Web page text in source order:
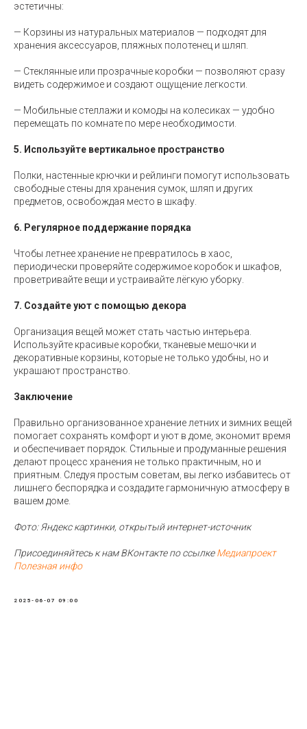
эстетичны:
— Корзины из натуральных материалов — подходят для
хранения аксессуаров, пляжных полотенец и шляп.
— Стеклянные или прозрачные коробки — позволяют сразу
видеть содержимое и создают ощущение легкости.
— Мобильные стеллажи и комоды на колесиках — удобно
перемещать по комнате по мере необходимости.
5. Используйте вертикальное пространство
Полки, настенные крючки и рейлинги помогут использовать
свободные стены для хранения сумок, шляп и других
предметов, освобождая место в шкафу.
6. Регулярное поддержание порядка
Чтобы летнее хранение не превратилось в хаос,
периодически проверяйте содержимое коробок и шкафов,
проветривайте вещи и устраивайте лёгкую уборку.
7. Создайте уют с помощью декора
Организация вещей может стать частью интерьера.
Используйте красивые коробки, тканевые мешочки и
декоративные корзины, которые не только удобны, но и
украшают пространство.
Заключение
Правильно организованное хранение летних и зимних вещей
помогает сохранять комфорт и уют в доме, экономит время
и обеспечивает порядок. Стильные и продуманные решения
делают процесс хранения не только практичным, но и
приятным. Следуя простым советам, вы легко избавитесь от
лишнего беспорядка и создадите гармоничную атмосферу в
вашем доме.
Фото: Яндекс картинки, открытый интернет-источник
Присоединяйтесь к нам ВКонтакте по ссылкеМедиапроект
Полезная инфо
2025-06-07 09:00